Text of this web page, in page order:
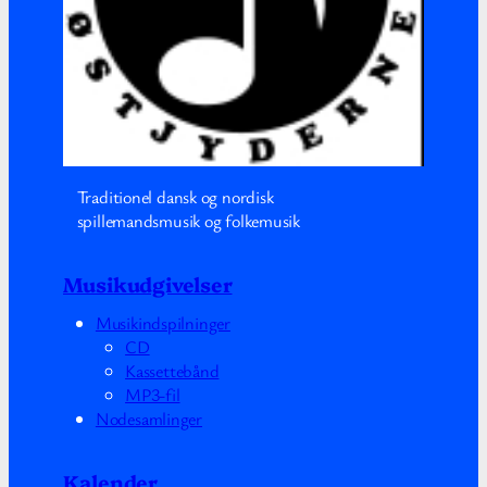
Traditionel dansk og nordisk
spillemandsmusik og folkemusik
Musikudgivelser
Musikindspilninger
CD
Kassettebånd
MP3-fil
Nodesamlinger
Kalender